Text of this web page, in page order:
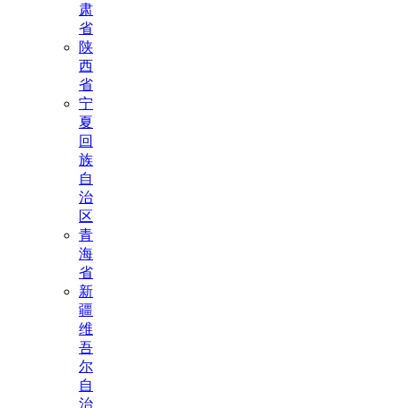
肃
省
陕
西
省
宁
夏
回
族
自
治
区
青
海
省
新
疆
维
吾
尔
自
治